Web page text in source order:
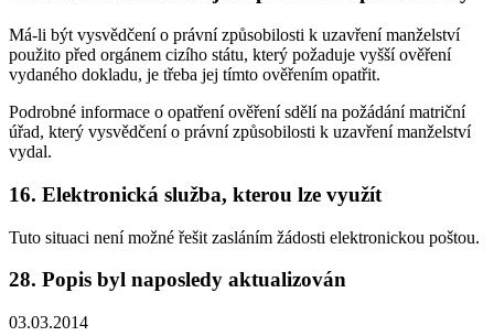
Má-li být vysvědčení o právní způsobilosti k uzavření manželství
použito před orgánem cizího státu, který požaduje vyšší ověření
vydaného dokladu, je třeba jej tímto ověřením opatřit.
Podrobné informace o opatření ověření sdělí na požádání matriční
úřad, který vysvědčení o právní způsobilosti k uzavření manželství
vydal.
16. Elektronická služba, kterou lze využít
Tuto situaci není možné řešit zasláním žádosti elektronickou poštou.
28. Popis byl naposledy aktualizován
03.03.2014